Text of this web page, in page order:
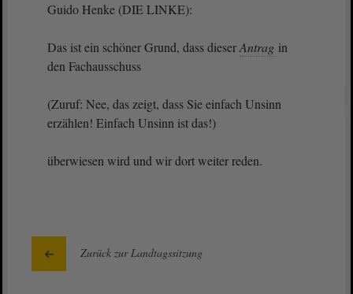
Guido Henke (DIE LINKE):
Das ist ein schöner Grund, dass dieserAntrag in
den Fachausschuss
(Zuruf: Nee, das zeigt, dass Sie einfach Unsinn
erzählen! Einfach Unsinn ist das!)
überwiesen wird und wir dort weiter reden.
Zurück zur Landtagssitzung